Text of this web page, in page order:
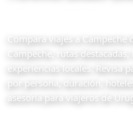
Compara viajes a Campeche
Campeche, rutas
experiencias locales. Revisa
por persona, duración,
asesoría para viajeros de